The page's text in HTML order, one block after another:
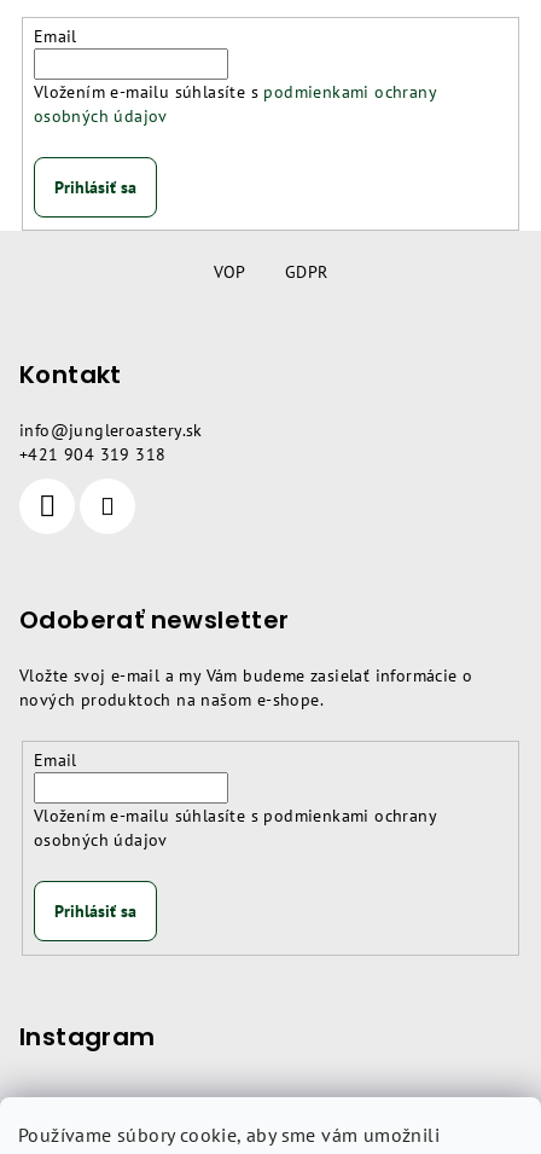
Používame súbory cookie, aby sme vám umožnili
Email
Vložením e-mailu súhlasíte s podmienkami ochrany
osobných údajov
Prihlásiť sa
VOP GDPR
Kontakt
info@jungleroastery.sk
+421 904 319 318
Odoberať newsletter
Vložte svoj e-mail a my Vám budeme zasielať informácie o
nových produktoch na našom e-shope.
Email
Vložením e-mailu súhlasíte s podmienkami ochrany
osobných údajov
Prihlásiť sa
Instagram